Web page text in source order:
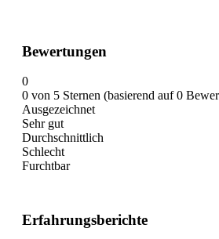
Bewertungen
0
0 von 5 Sternen (basierend auf 0
Ausgezeichnet
Sehr gut
Durchschnittlich
Schlecht
Furchtbar
Erfahrungsberichte